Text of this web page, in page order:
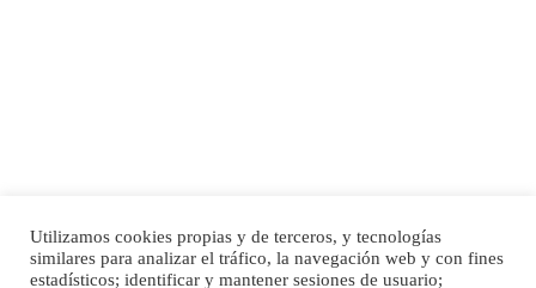
SHIBA PERDIDO AVDA JOSE MESA Y LOPEZ
PERRO MACHO RAZA SHIBA CON MICROCHIP PERDIDO HOY 06/07/2025 ZONA
Utilizamos cookies propias y de terceros, y tecnologías
similares para analizar el tráfico, la navegación web y con fines
estadísticos; identificar y mantener sesiones de usuario;